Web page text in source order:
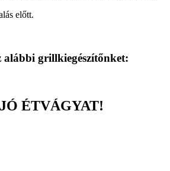
előtt.
alábbi grillkiegészítőnket:
ÉTVÁGYAT!